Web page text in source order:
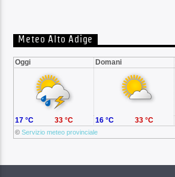
Meteo Alto Adige
Oggi Domani
©Servizio meteo provinciale
17 °C 33 °C 16 °C 33 °C